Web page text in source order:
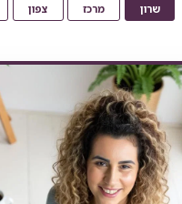
שרון מרכז צפון